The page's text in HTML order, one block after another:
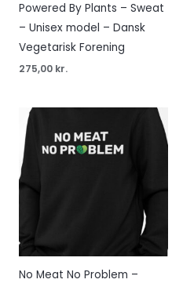
Powered By Plants – Sweat
– Unisex model – Dansk
Vegetarisk Forening
275,00 kr.
No Meat No Problem –